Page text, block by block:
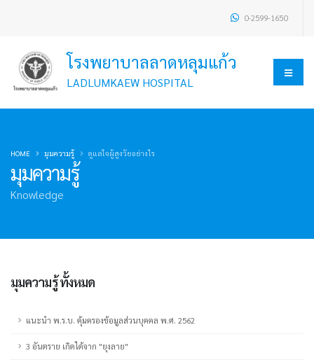
0-2599-1650
โรงพยาบาลลาดหลุมแก้ว
LADLUMKAEW HOSPITAL
มุมความรู้
Knowledge
HOME มุมความรู้ ดูแลใจผู้สูงวัยอย่างไร
มุมความรู้ ทั้งหมด
แนะนำ พ.ร.บ. คุ้มครองข้อมูลส่วนบุคคล พ.ศ. 2562
3 อันตราย เกิดได้จาก "ยุงลาย"